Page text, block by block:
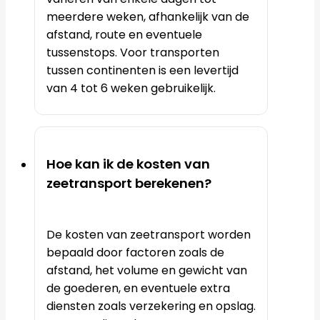
meerdere weken, afhankelijk van de
afstand, route en eventuele
tussenstops. Voor transporten
tussen continenten is een levertijd
van 4 tot 6 weken gebruikelijk.
Hoe kan ik de kosten van
zeetransport berekenen?
De kosten van zeetransport worden
bepaald door factoren zoals de
afstand, het volume en gewicht van
de goederen, en eventuele extra
diensten zoals verzekering en opslag.